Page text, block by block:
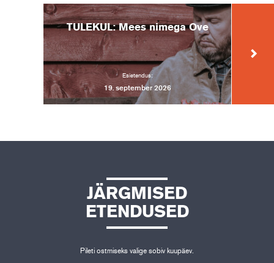
TULEKUL: Mees nimega Ove
Esietendus:
19. september 2026
JÄRGMISED
ETENDUSED
Pileti ostmiseks valige sobiv kuupäev.